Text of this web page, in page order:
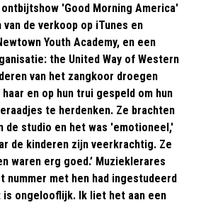
'Good Morning America'
de verkoop op iTunes en
Youth Academy, en een
the United Way of Western
van het zangkoor droegen
en op hun trui gespeld om hun
te herdenken. Ze brachten
de studio en het was 'emotioneel,'
de kinderen zijn veerkrachtig. Ze
waren erg goed.’ Muzieklerares
nummer met hen had ingestudeerd
ongelooflijk. Ik liet het aan een